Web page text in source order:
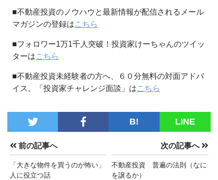
■不動産投資のノウハウと最新情報が配信されるメール
マガジンの登録はこちら
■フォロワー1万1千人突破！投資家けーちゃんのツイッ
ターはこちら
■不動産投資未経験者の方へ、６０分無料の対面アドバ
イス。「投資家チャレンジ面談」はこちら
B! LINE
前の記事へ
「大きな物件を買うのが怖い」
人に役立つ話
次の記事へ
不動産投資 普遍の法則（なに
を譲るか）